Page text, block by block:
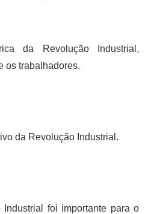
da Revolução Industrial,
os trabalhadores.
da Revolução Industrial.
foi importante para o